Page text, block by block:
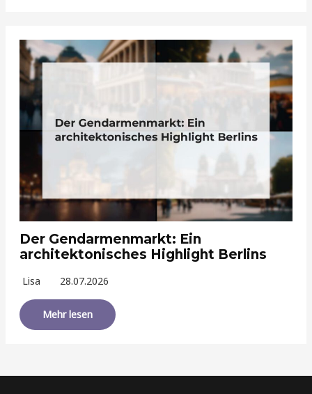
Der Gendarmenmarkt: Ein
architektonisches Highlight Berlins
Lisa 28.07.2026
Mehr lesen